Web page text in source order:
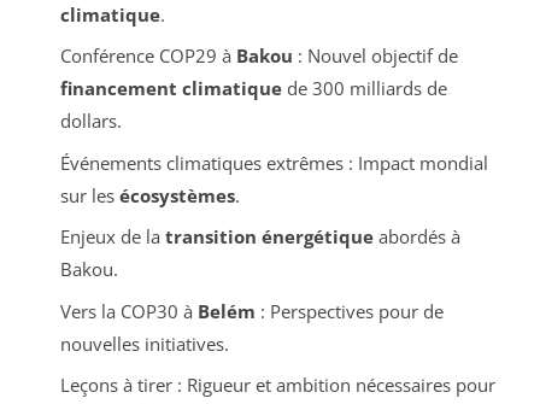
climatique.
Conférence COP29 à Bakou : Nouvel objectif de
financement climatiquede 300 milliards de
dollars.
Événements climatiques extrêmes : Impact mondial
sur les écosystèmes.
Enjeux de la transition énergétiqueabordés à
Bakou.
Vers la COP30 à Belém : Perspectives pour de
nouvelles initiatives.
Leçons à tirer : Rigueur et ambition nécessaires pour